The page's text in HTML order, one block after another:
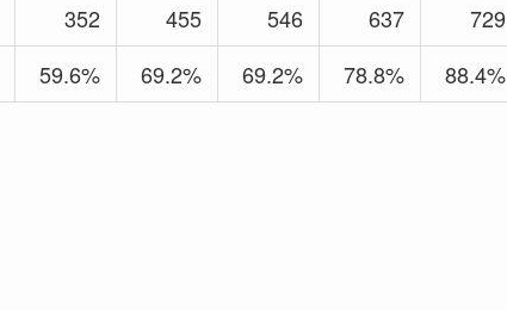
352 455 546 637 729
59.6% 69.2% 69.2% 78.8% 88.4%